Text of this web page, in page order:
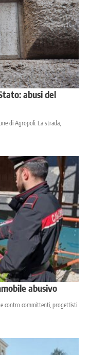
abusi del
di Agropoli. La strada,
abusivo
contro committenti, progettisti